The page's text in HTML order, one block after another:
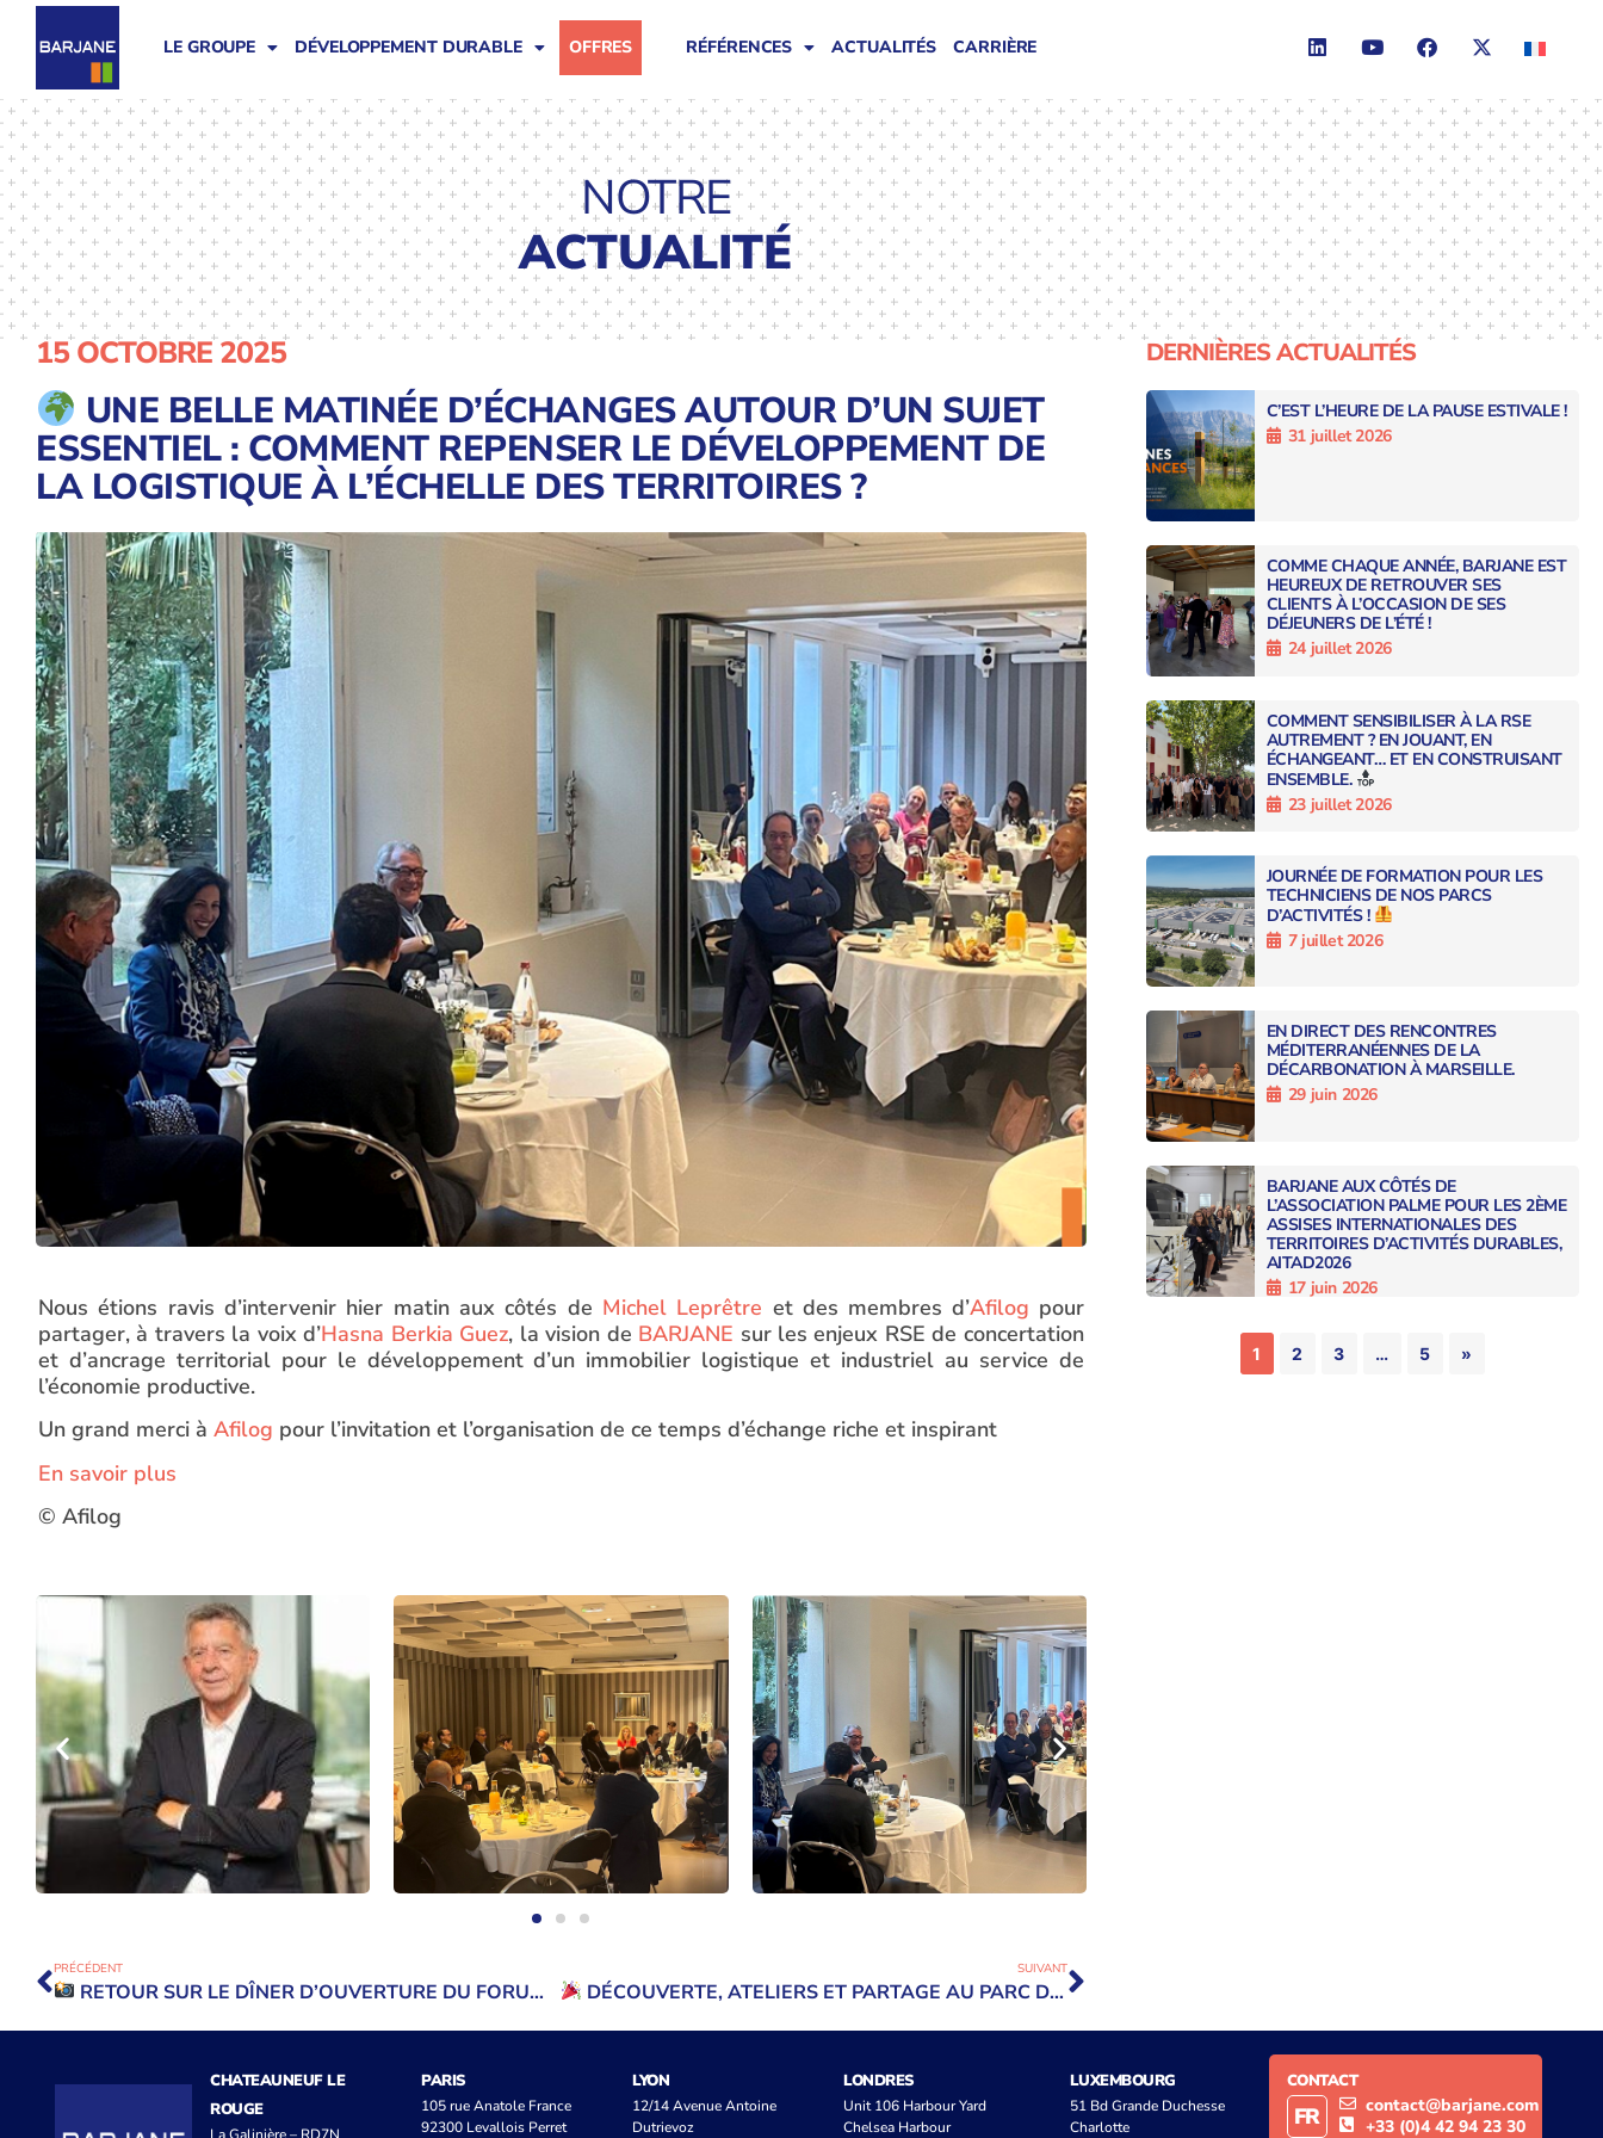
LE GROUPE DÉVELOPPEMENT DURABLE OFFRES RÉFÉRENCES ACTUALITÉS CARRIÈRE
NOTRE
ACTUALITÉ
15 OCTOBRE 2025
UNE BELLE MATINÉE D’ÉCHANGES AUTOUR D’UN SUJET
ESSENTIEL : COMMENT REPENSER LE DÉVELOPPEMENT DE
LA LOGISTIQUE À L’ÉCHELLE DES TERRITOIRES ?
Nous étions ravis d’intervenir hier matin aux côtés de Michel Leprêtre et des membres d’Afilog pour
partager, à travers la voix d’Hasna Berkia Guez, la vision de BARJANE sur les enjeux RSE de concertation
et d’ancrage territorial pour le développement d’un immobilier logistique et industriel au service de
l’économie productive.
Un grand merci à Afilog pour l’invitation et l’organisation de ce temps d’échange riche et inspirant
En savoir plus
© Afilog
PRÉCÉDENT
RETOUR SUR LE DÎNER D’OUVERTURE DU FORUM DES ENTREPRENEURS À L’ORANGE VÉLODROME DE MARSEILLE
SUIVANT
DÉCOUVERTE, ATELIERS ET PARTAGE AU PARC DES AIGUILLES !
DERNIÈRES ACTUALITÉS
C’EST L’HEURE DE LA PAUSE ESTIVALE !
31 juillet 2026
COMME CHAQUE ANNÉE, BARJANE EST
HEUREUX DE RETROUVER SES
CLIENTS À L’OCCASION DE SES
DÉJEUNERS DE L’ÉTÉ !
24 juillet 2026
COMMENT SENSIBILISER À LA RSE
AUTREMENT ? EN JOUANT, EN
ÉCHANGEANT… ET EN CONSTRUISANT
ENSEMBLE.
23 juillet 2026
JOURNÉE DE FORMATION POUR LES
TECHNICIENS DE NOS PARCS
D’ACTIVITÉS !
7 juillet 2026
EN DIRECT DES RENCONTRES
MÉDITERRANÉENNES DE LA
DÉCARBONATION À MARSEILLE.
29 juin 2026
BARJANE AUX CÔTÉS DE
L’ASSOCIATION PALME POUR LES 2ÈME
ASSISES INTERNATIONALES DES
TERRITOIRES D’ACTIVITÉS DURABLES,
AITAD2026
17 juin 2026
1 2 3 … 5 »
CHATEAUNEUF LE
ROUGE
La Galinière – RD7N
PARIS
105 rue Anatole France
92300 Levallois Perret
LYON
12/14 Avenue Antoine
Dutrievoz
LONDRES
Unit 106 Harbour Yard
Chelsea Harbour
LUXEMBOURG
51 Bd Grande Duchesse
Charlotte
CONTACT
FR
contact@barjane.com
+33 (0)4 42 94 23 30